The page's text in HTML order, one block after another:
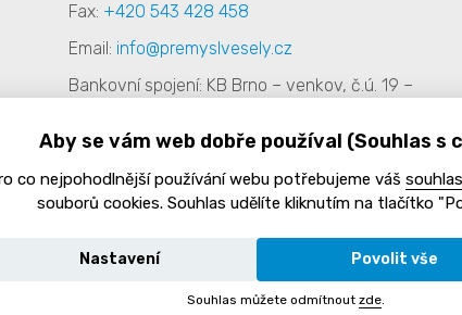
Fax: +420 543 428 458
Email: info@premyslvesely.cz
Bankovní spojení: KB Brno – venkov, č.ú. 19 –
Aby se vám web dobře používal (Souhlas s
co nejpohodlnější používání webu potřebujeme váš souhlas
souborů cookies. Souhlas udělíte kliknutím na tlačítko
Povolit vše
Nastavení
Souhlas můžete odmítnout zde.